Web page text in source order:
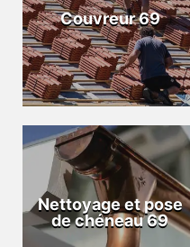
Couvreur 69
Nettoyage et pose
de chéneau 69